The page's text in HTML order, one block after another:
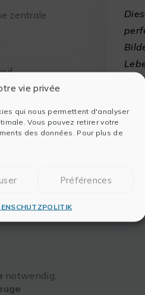
vie privée
qui nous permettent d'analyser
Vous pouvez retirer votre
des données. Pour plus de
Préférences
zentrale
werden
die
notwendig,